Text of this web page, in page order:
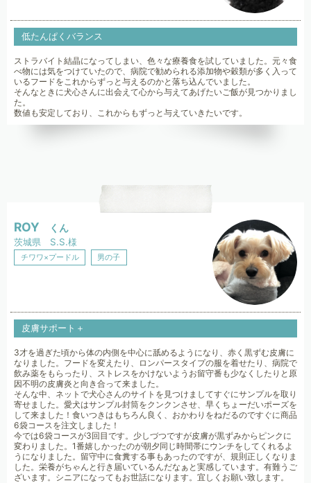
低たんぱくバランス
ストラバイト結晶になってしまい、色々な療養食を試していました。元々食
べ物には気をつけていたので、病院で勧められる添加物や穀類が多く入って
いるフードをこれからずっと与えるのかと落ち込んでいました。
そんなときに犬心さんに出会えて心から与えてあげたいご飯が見つかりまし
た。
数値も安定しており、これからもずっと与えていきたいです。
ROY くん
茨城県 S.S.様
チワワ×プードル 男の子
皮膚サポート＋
3才を過ぎた頃から体の内側を中心に舐めるようになり、赤く黒ずむ皮膚に
なりました。フードを変えたり、ロンパースタイプの服を着せたり、病院で
飲み薬をもらったり、ストレスをかけないようお留守番も少なくしたりと原
因不明の皮膚炎と向き合って来ました。
そんな中、ネットで犬心さんのサイトを見つけましてすぐにサンプルを取り
寄せました。愛犬はサンプル封筒をクンクンさせ、早くちょーだいポーズを
して来ました！食いつきはもちろん良く、おかわりをねだるのですぐに商品
6袋コースを注文しました！
今では6袋コースが3回目です。少しづつですが皮膚が黒ずみからピンクに
変わりました。1番嬉しかったのが朝夕同じ時間帯にウンチをしてくれるよ
うになりました。留守中に食糞する事もあったのですが、規則正しくなりま
した。栄養がちゃんと行き届いているんだなぁと実感しています。有難うご
ざいます。シニアになってもお世話になります。宜しくお願い致します。